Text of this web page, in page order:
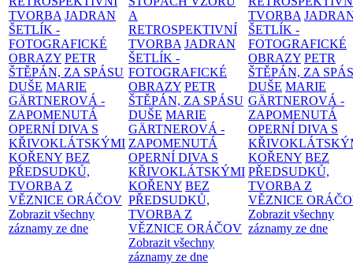
TVORBA JADRAN
ŠETLÍK -
FOTOGRAFICKÉ
OBRAZY PETR
ŠTĚPÁN, ZA SPÁSU
DUŠE MARIE
GÄRTNEROVÁ -
ZAPOMENUTÁ
OPERNÍ DIVA S
KŘIVOKLÁTSKÝMI
KOŘENY BEZ
PŘEDSUDKŮ,
TVORBA Z
VĚZNICE ORÁČOV
Zobrazit všechny
záznamy ze dne
A
RETROSPEKTIVNÍ
TVORBA JADRAN
ŠETLÍK -
FOTOGRAFICKÉ
OBRAZY PETR
ŠTĚPÁN, ZA SPÁSU
DUŠE MARIE
GÄRTNEROVÁ -
ZAPOMENUTÁ
OPERNÍ DIVA S
KŘIVOKLÁTSKÝMI
KOŘENY BEZ
PŘEDSUDKŮ,
TVORBA Z
VĚZNICE ORÁČOV
Zobrazit všechny
záznamy ze dne
TVORBA
ŠETLÍK -
FOTOGRAFICKÉ
OBRAZY PETR
ŠTĚPÁN, ZA
DUŠE MARIE
GÄRTNEROVÁ -
ZAPOMENUTÁ
OPERNÍ DIVA S
KOŘENY BEZ
PŘEDSUDKŮ,
TVORBA Z
VĚZNICE
Zobrazit všechny
záznamy ze dne